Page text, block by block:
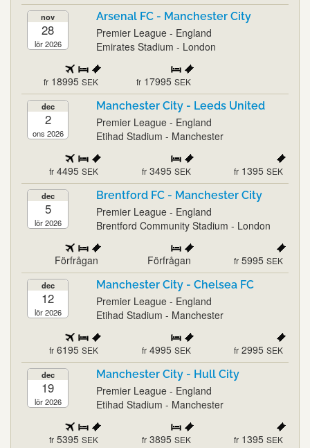
nov
28
lör 2026
Arsenal FC - Manchester City
Premier League - England
Emirates Stadium - London
fr 18995 SEK fr 17995 SEK
dec
2
ons 2026
Manchester City - Leeds United
Premier League - England
Etihad Stadium - Manchester
fr 4495 SEK fr 3495 SEK fr 1395 SEK
dec
5
lör 2026
Brentford FC - Manchester City
Premier League - England
Brentford Community Stadium - London
Förfrågan Förfrågan fr 5995 SEK
dec
12
lör 2026
Manchester City - Chelsea FC
Premier League - England
Etihad Stadium - Manchester
fr 6195 SEK fr 4995 SEK fr 2995 SEK
dec
19
lör 2026
Manchester City - Hull City
Premier League - England
Etihad Stadium - Manchester
fr 5395 SEK fr 3895 SEK fr 1395 SEK